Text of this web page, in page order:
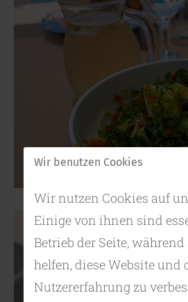
Wir benutzen Cookies
Wir nutzen Cookies auf
Einige von ihnen sind
Betrieb der Seite,
helfen, diese Website und
Nutzererfahrung zu